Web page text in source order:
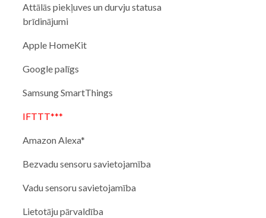
Attālās piekļuves un durvju statusa
brīdinājumi
Apple HomeKit
Google palīgs
Samsung SmartThings
IFTTT***
Amazon Alexa*
Bezvadu sensoru savietojamība
Vadu sensoru savietojamība
Lietotāju pārvaldība